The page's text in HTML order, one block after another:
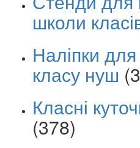
школи
Наліпки
класу нуш
Класні
(378)